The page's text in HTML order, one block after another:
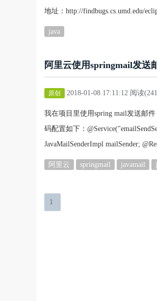
地址：http://findbugs.cs.umd.edu/
java
阿里云使用springmail发送
原创 2018-01-08 17:11:12 阅读
我在项目里使用spring mail发送邮
码配置如下：
JavaMailSenderImpl mailSender;
阿里云 springmail javamail
1